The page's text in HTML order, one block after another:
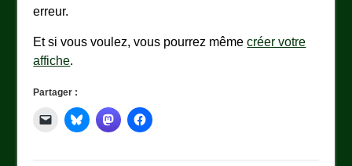
erreur.
Et si vous voulez, vous pourrez mêmecréer votre
affiche.
Partager :